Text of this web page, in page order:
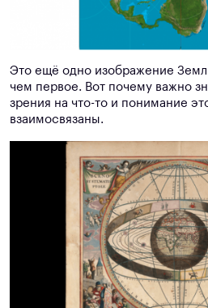
Это ещё одно изображение
чем первое. Вот почему важно
зрения на что-то и понимание
взаимосвязаны.